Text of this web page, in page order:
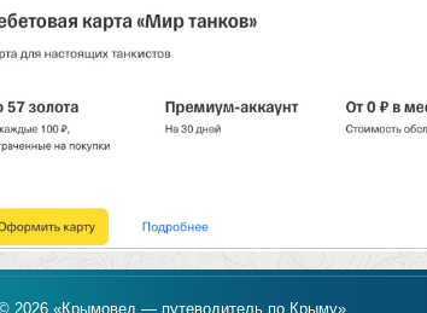
2026 «Крымовед — путеводитель по Крыму».